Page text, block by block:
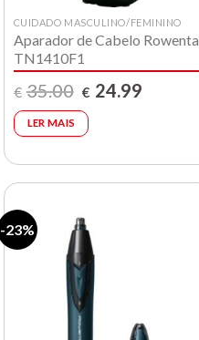
CUIDADO MASCULINO/FEMININO
Aparador de Cabelo Rowenta
TN1410F1
€ 35.00
O
preço
original
era:
€35.00.
€ 24.99O
LER MAIS
-23%